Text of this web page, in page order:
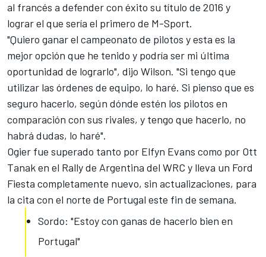
al francés a defender con éxito su título de 2016 y
lograr el que sería el primero de M-Sport.
"Quiero ganar el campeonato de pilotos y esta es la
mejor opción que he tenido y podría ser mi última
oportunidad de lograrlo", dijo Wilson. "Si tengo que
utilizar las órdenes de equipo, lo haré. Si pienso que es
seguro hacerlo, según dónde estén los pilotos en
comparación con sus rivales, y tengo que hacerlo, no
habrá dudas, lo haré".
Ogier fue superado tanto por Elfyn Evans como por Ott
Tanak en el Rally de Argentina del WRC y lleva un Ford
Fiesta completamente nuevo, sin actualizaciones, para
la cita con el norte de Portugal este fin de semana.
Sordo: "Estoy con ganas de hacerlo bien en
Portugal"